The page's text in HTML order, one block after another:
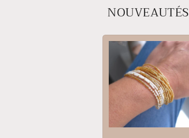
NOUVEAUTÉS